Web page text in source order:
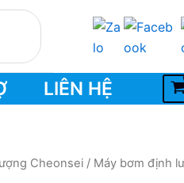
LIÊN HỆ
Cheonsei / Máy bơm định